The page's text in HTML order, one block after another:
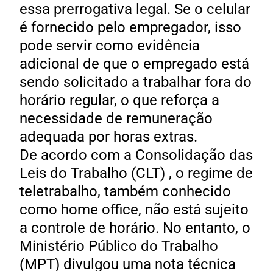
essa prerrogativa legal. Se o celular
é fornecido pelo empregador, isso
pode servir como evidência
adicional de que o empregado está
sendo solicitado a trabalhar fora do
horário regular, o que reforça a
necessidade de remuneração
adequada por horas extras.
De acordo com a Consolidação das
Leis do Trabalho (CLT) , o regime de
teletrabalho, também conhecido
como home office, não está sujeito
a controle de horário. No entanto, o
Ministério Público do Trabalho
(MPT) divulgou uma nota técnica